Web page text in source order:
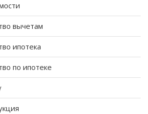
вычетам
ипотека
по ипотеке